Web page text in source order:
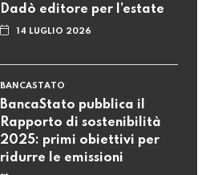
Dadò editore per l’estate
14 LUGLIO 2026
BANCASTATO
BancaStato pubblica il
Rapporto di sostenibilità
2025: primi obiettivi per
ridurre le emissioni